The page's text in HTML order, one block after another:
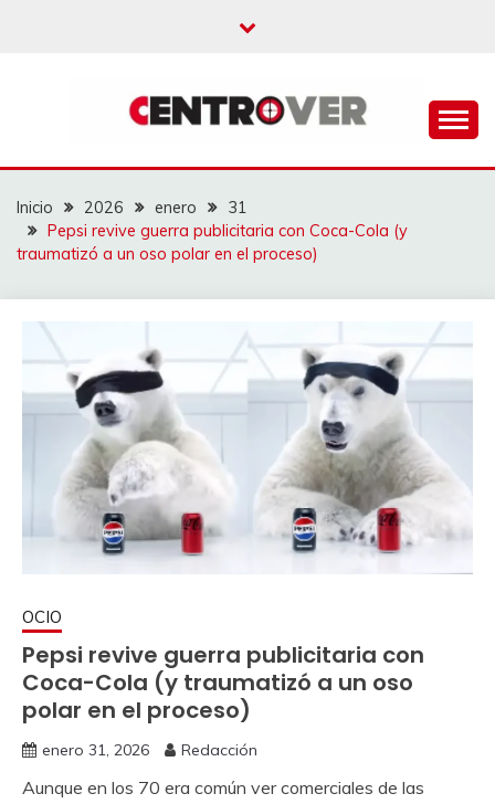
CENTROVER
NOTICIAS
Inicio 2026 enero
31
Pepsi revive guerra publicitaria con Coca-Cola (y
traumatizó a un oso polar en el proceso)
OCIO
Pepsi revive guerra publicitaria con
Coca-Cola (y traumatizó a un oso
polar en el proceso)
enero 31, 2026 Redacción
Aunque en los 70 era común ver comerciales de las